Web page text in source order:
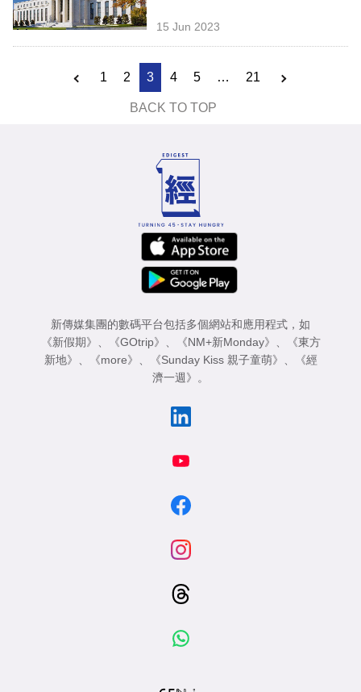
15 Jun 2023
1 2 3 4 5 … 21
BACK TO TOP
新傳媒集團的數碼平台包括多個網站和應用程式，如
《新假期》 、 《GOtrip》 、 《NM+新Monday》 、
《東方
新地》 、 《more》 、 《Sunday Kiss 親子童萌》 、
《經
濟一週》 。